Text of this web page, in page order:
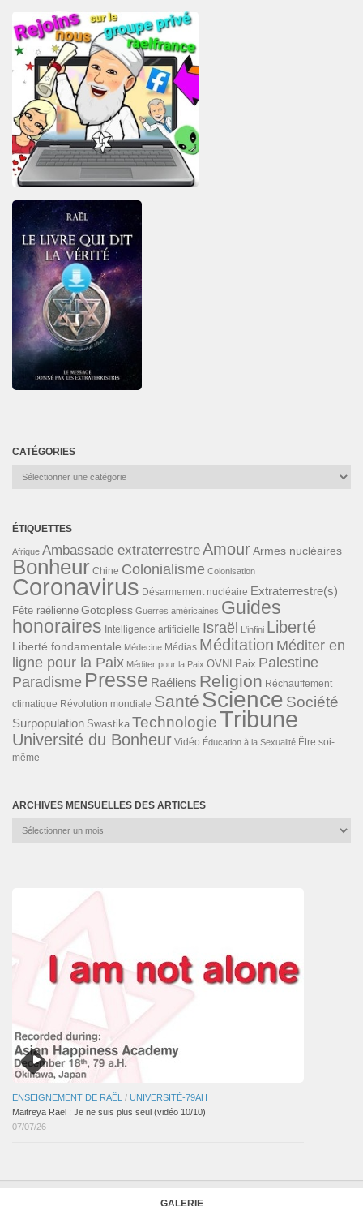
CATÉGORIES
Catégories
ÉTIQUETTES
Afrique Ambassade extraterrestreAmourArmes nucléaires
Bonheur Chine Colonialisme Colonisation
Coronavirus Désarmement nucléaire Extraterrestre(s)
Fête raélienne Gotopless Guerres américaines Guides
honoraires Intelligence artificielle Israël L'infini Liberté
Liberté fondamentale Médecine Médias Méditation Méditer en
ligne pour la Paix Méditer pour la Paix OVNI Paix Palestine
Paradisme Presse Raéliens Religion Réchauffement
climatique Révolution mondiale Santé Science Société
Surpopulation Swastika TechnologieTribune
Université du Bonheur Vidéo Éducation à la Sexualité Être soi-
même
ARCHIVES MENSUELLES DES ARTICLES
Archives
ENSEIGNEMENT DE RAËL / UNIVERSITÉ-79AH
Maitreya Raël : Je ne suis plus seul (vidéo 10/10)
07/07/26
GALERIE